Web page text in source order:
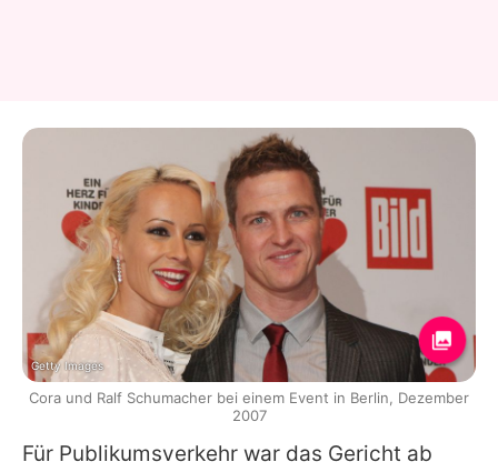
Für Publikumsverkehr war das Gericht ab
Getty Images
Cora und Ralf Schumacher bei einem Event in Berlin, Dezember
2007